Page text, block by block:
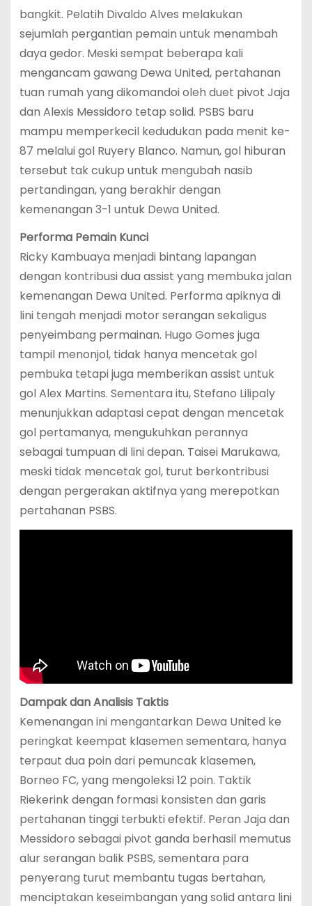
bangkit. Pelatih Divaldo Alves melakukan
sejumlah pergantian pemain untuk menambah
daya gedor. Meski sempat beberapa kali
mengancam gawang Dewa United, pertahanan
tuan rumah yang dikomandoi oleh duet pivot Jaja
dan Alexis Messidoro tetap solid. PSBS baru
mampu memperkecil kedudukan pada menit ke-
87 melalui gol Ruyery Blanco. Namun, gol hiburan
tersebut tak cukup untuk mengubah nasib
pertandingan, yang berakhir dengan
kemenangan 3-1 untuk Dewa United.
Performa Pemain Kunci
Ricky Kambuaya menjadi bintang lapangan
dengan kontribusi dua assist yang membuka jalan
kemenangan Dewa United. Performa apiknya di
lini tengah menjadi motor serangan sekaligus
penyeimbang permainan. Hugo Gomes juga
tampil menonjol, tidak hanya mencetak gol
pembuka tetapi juga memberikan assist untuk
gol Alex Martins. Sementara itu, Stefano Lilipaly
menunjukkan adaptasi cepat dengan mencetak
gol pertamanya, mengukuhkan perannya
sebagai tumpuan di lini depan. Taisei Marukawa,
meski tidak mencetak gol, turut berkontribusi
dengan pergerakan aktifnya yang merepotkan
pertahanan PSBS.
Dampak dan Analisis Taktis
Kemenangan ini mengantarkan Dewa United ke
peringkat keempat klasemen sementara, hanya
terpaut dua poin dari pemuncak klasemen,
Borneo FC, yang mengoleksi 12 poin. Taktik
Riekerink dengan formasi konsisten dan garis
pertahanan tinggi terbukti efektif. Peran Jaja dan
Messidoro sebagai pivot ganda berhasil memutus
alur serangan balik PSBS, sementara para
penyerang turut membantu tugas bertahan,
menciptakan keseimbangan yang solid antara lini